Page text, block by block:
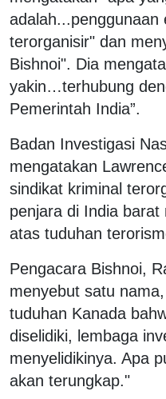
adalah...penggunaan
terorganisir" dan
Bishnoi". Dia
yakin…terhubung
Pemerintah India”.
Badan Investigasi
mengatakan
sindikat kriminal
penjara di India barat
atas tuduhan
Pengacara Bishnoi,
menyebut satu
tuduhan Kanada
diselidiki, lembaga
menyelidikinya. Apa
akan terungkap."